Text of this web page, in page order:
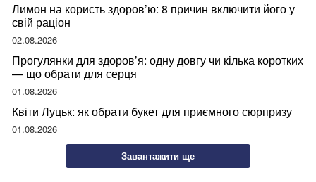
Лимон на користь здоров’ю: 8 причин включити його у
свій раціон
02.08.2026
Прогулянки для здоров’я: одну довгу чи кілька коротких
— що обрати для серця
01.08.2026
Квіти Луцьк: як обрати букет для приємного сюрпризу
01.08.2026
Завантажити ще